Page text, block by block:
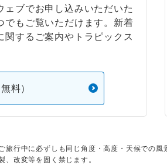
ェブでお申し込みいただいた
でもご覧いただけます。新着
関するご案内やトラピックス
料）
行中に必ずしも同じ角度・高度・天候での風
改変等を固く禁じます。